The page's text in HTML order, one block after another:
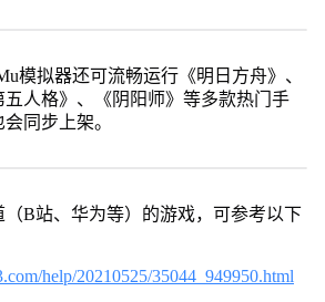
模拟器还可流畅运行《明日方舟》、
五人格》、《阴阳师》等多款热门手
同步上架。
B站、华为等）的游戏，可参考以下
help/20210525/35044_949950.html